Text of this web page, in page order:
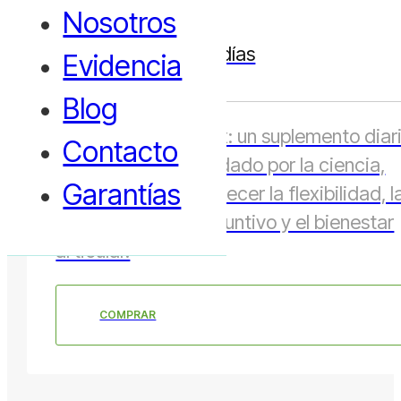
Nosotros
Evidencia
Blog
Contacto
Garantías
Suministro para 30 días
TruEdge Glycan-4fx: un suplemento
multiglicano, respaldado por la ciencia,
diseñado para favorecer la flexibilidad,
salud del tejido conjuntivo y el bienestar
articular.
COMPRAR